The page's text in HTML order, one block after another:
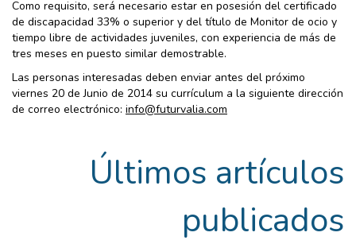
Como requisito, será necesario estar en posesión del certificado
de discapacidad 33% o superior y del título de Monitor de ocio y
tiempo libre de actividades juveniles, con experiencia de más de
tres meses en puesto similar demostrable.
Las personas interesadas deben enviar antes del próximo
viernes 20 de Junio de 2014 su currículum a la siguiente dirección
de correo electrónico: info@futurvalia.com
Últimos artículos
publicados